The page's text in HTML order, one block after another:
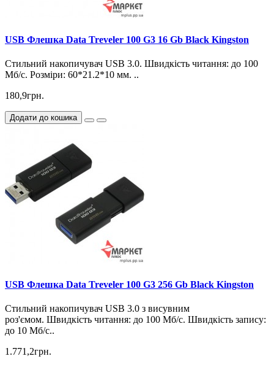
USB Флешка Data Treveler 100 G3 16 Gb Black Kingston
Стильний накопичувач USB 3.0. Швидкість читання: до 100
Мб/с. Розміри: 60*21.2*10 мм. ..
180,9грн.
Додати до кошика
USB Флешка Data Treveler 100 G3 256 Gb Black Kingston
Стильний накопичувач USB 3.0 з висувним
роз'ємом. Швидкість читання: до 100 Мб/с. Швидкість запису:
до 10 Мб/с..
1.771,2грн.